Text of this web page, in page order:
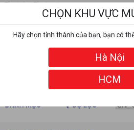
Thước kẹp,Thước cặp
DANH MỤC BỘ LỌC
CHỌN KHU VỰC
Hãy chọn tỉnh thành của bạn, bạn có
Hà Nội
HCM